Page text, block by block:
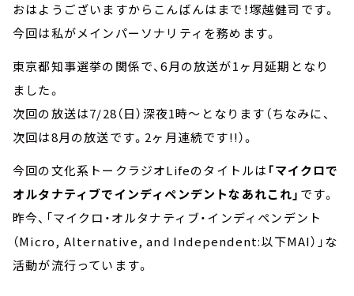
おはようございますからこんばんはまで！塚越健司です。
今回は私がメインパーソナリティを務めます。
東京都知事選挙の関係で、6月の放送が1ヶ月延期となり
ました。
次回の放送は7/28（日）深夜1時～となります（ちなみに、
次回は8月の放送です。2ヶ月連続です!!）。
今回の文化系トークラジオLifeのタイトルは 「マイクロで
オルタナティブでインディペンデントなあれこれ」 です。
昨今、「マイクロ・オルタナティブ・インディペンデント
（Micro, Alternative, and Independent:以下MAI）」な
活動が流行っています。